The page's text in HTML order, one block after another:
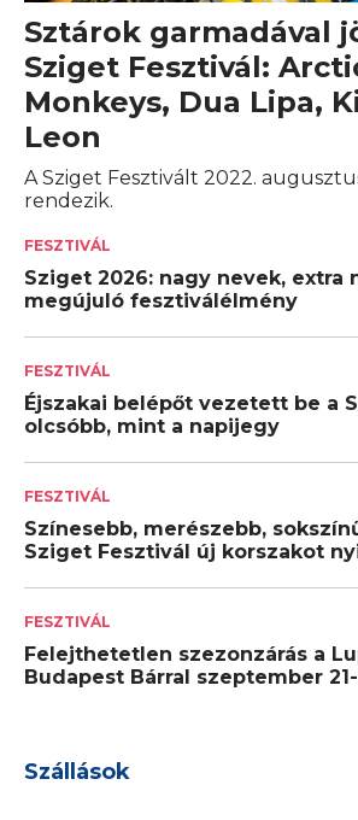
Sztárok garmadával
Sziget Fesztivál:
Monkeys, Dua Lipa,
Leon
A Sziget Fesztivált 2022.
rendezik.
FESZTIVÁL
Sziget 2026: nagy nevek, extra
megújuló fesztiválélmény
FESZTIVÁL
Éjszakai belépőt vezetett be a
olcsóbb, mint a napijegy
FESZTIVÁL
Színesebb, merészebb,
Sziget Fesztivál új korszakot
FESZTIVÁL
Felejthetetlen szezonzárás a
Budapest Bárral szeptember
Szállások